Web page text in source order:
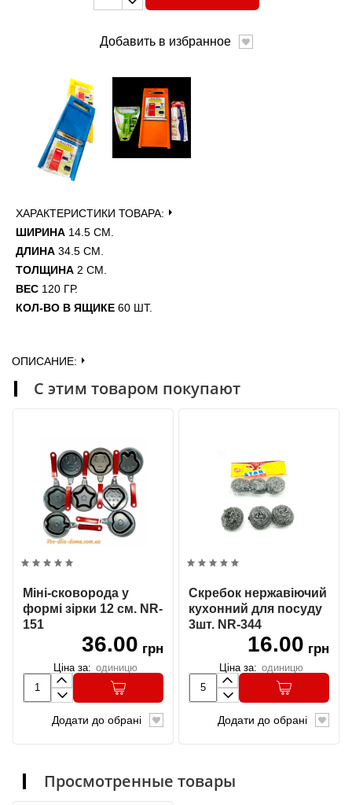
Добавить в избранное
ХАРАКТЕРИСТИКИ ТОВАРА:
ШИРИНА 14.5 СМ.
ДЛИНА34.5 СМ.
ТОЛЩИНА 2 СМ.
ВЕС 120 ГР.
КОЛ-ВО В ЯЩИКЕ60 ШТ.
ОПИСАНИЕ:
С этим товаром покупают
Міні-сковорода у
формі зірки 12 см. NR-
151
36.00 грн
Ціна за: одиницю
Додати до обрані
Скребок нержавіючий
кухонний для посуду
3шт. NR-344
16.00 грн
Ціна за: одиницю
Додати до обрані
Просмотренные товары